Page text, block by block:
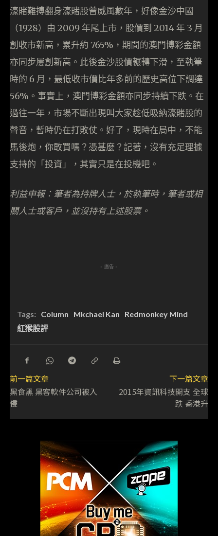
濠賭難搏翻身濠賭股曾威風數年，好像金沙中國
（1928）由 2009 年尾上市，股價到 2014 年 3 月
創收市新高，累升約 765%，期間的澳門博彩金額
亦同步屢創新高。此後金沙股價輾轉下滑，至執筆
時的 6 月，最低收市價比年多前的歷史高位下調達
56%。事實上，澳門博彩金額亦同步持續下跌。在
過往一年，市場不斷出現叫大家趁低吸納濠賭股的
聲音，暫時仍在打敗仗。好了，現時在局中，不能
馬後炮，你敢買嗎？憑甚麼？記著，沒有充足理據
支持的「投資」，其實只是在投機吧。
利益申報：筆者為持牌人士，於執筆時，筆者或相
關人士或客戶，並沒持有上述股票。
- 廣告 -
Tags: Column Mkchael Kan
Redmonkey Mind
紅猴股評
前一篇文章
黑食黑 黑客軟件公司被入
侵
下一篇文章
2015年資訊科技開支 全球
跌 香港升